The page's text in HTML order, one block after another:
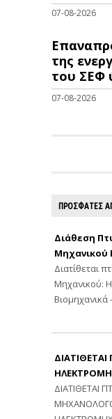
07-08-2026
της
του ΣΕΦ
07-08-2026
ΠΡΟΣΦΑΤΕΣ
Διάθεση
Μηχανικού
Διατίθεται
Μηχανικού:
Βιομηχανικά
ΔΙΑΤΙΘΕΤΑΙ